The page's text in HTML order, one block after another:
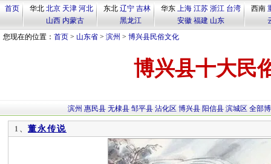
首页 华北 北京 天津 河北
山西 内蒙古
东北 辽宁 吉林
黑龙江
华东 上海 江苏 浙江 台湾
安徽 福建 山东
西南
您现在的位置： 首页 > 山东省 > 滨州 > 博兴县民俗文化
博兴县十大民
滨州 惠民县 无棣县 邹平县 沾化区 博兴县 阳信县 滨城区 全部
1、 董永传说